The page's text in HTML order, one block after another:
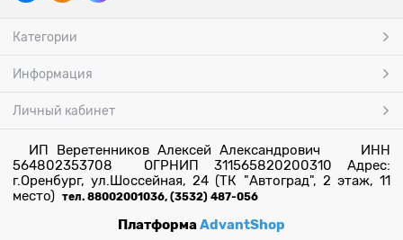
Категории
Информация
Личный кабинет
ИП Веретенников Алексей Александрович ИНН
564802353708 ОГРНИП 311565820200310 Адрес:
г.Оренбург, ул.Шоссейная, 24 (ТК "Автоград", 2 этаж, 11
место) тел. 88002001036, (3532) 487-056
ПлатформаAdvantShop